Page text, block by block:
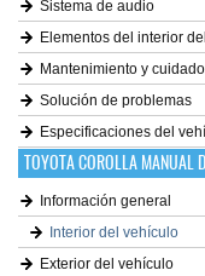
Sistema de audio
Elementos del interior
Mantenimiento y
Solución de problemas
Especificaciones del
TOYOTA COROLLA MANUAL
Información general
Interior del vehículo
Exterior del vehículo